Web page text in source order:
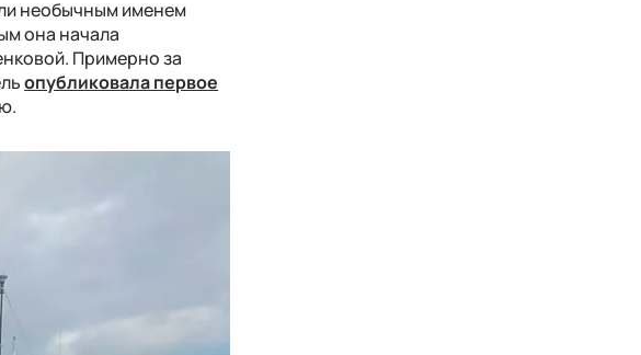
необычным именем
она начала
Примерно за
опубликовала первое